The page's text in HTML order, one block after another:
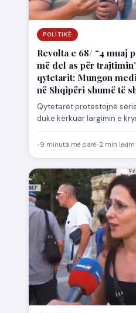
POLITIKË
Revolta e 68/ “4 muaj
më del as për
qytetarit: Mungon
në Shqipëri shumë të
Qytetarët protestojnë
duke kërkuar largimin e
qytetar ka ngritur…
•9 minuta më parë•2 min lexim